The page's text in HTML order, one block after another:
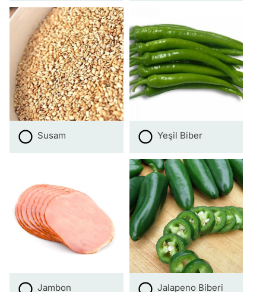
Susam Yeşil Biber
Jambon Jalapeno Biberi